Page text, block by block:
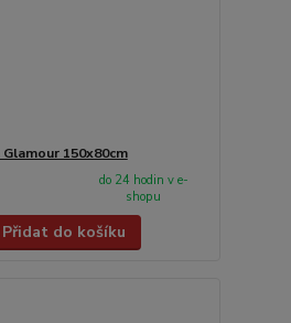
150x80cm
do 24 hodin v e-
shopu
Přidat do košíku